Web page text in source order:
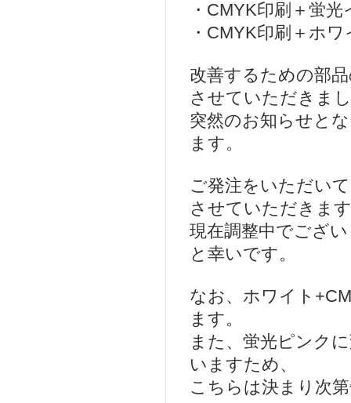
・CMYK印刷＋蛍
・CMYK印刷＋ホ
改善するための部
させていただきま
突然のお知らせと
ます。
ご発注をいただい
させていただきま
現在調整中でござ
と幸いです。
なお、ホワイト
ます。
また、蛍光ピンク
いますため、
こちらは決まり次